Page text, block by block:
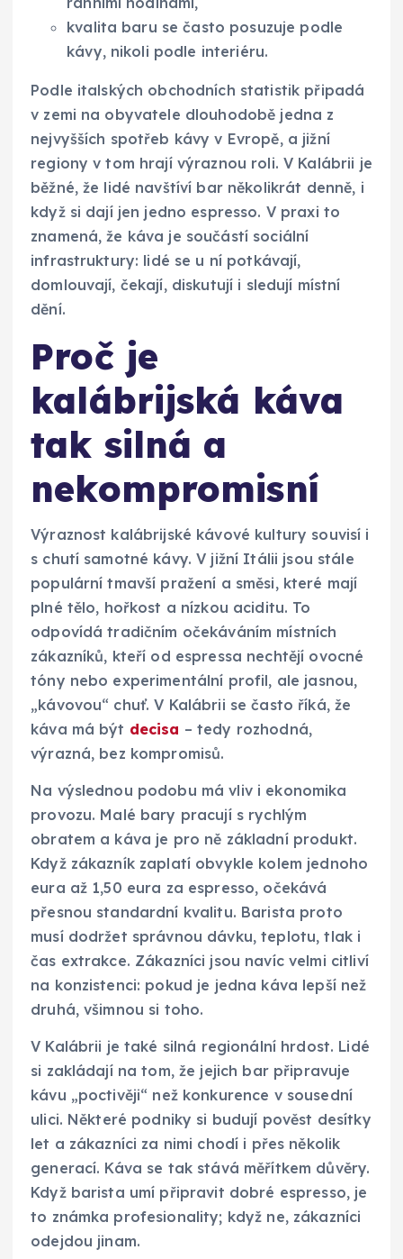
kvalita baru se často posuzuje podle
kávy, nikoli podle interiéru.
Podle italských obchodních statistik připadá
v zemi na obyvatele dlouhodobě jedna z
nejvyšších spotřeb kávy v Evropě, a jižní
regiony v tom hrají výraznou roli. V Kalábrii je
běžné, že lidé navštíví bar několikrát denně, i
když si dají jen jedno espresso. V praxi to
znamená, že káva je součástí sociální
infrastruktury: lidé se u ní potkávají,
domlouvají, čekají, diskutují i sledují místní
dění.
Proč je
kalábrijská káva
tak silná a
nekompromisní
Výraznost kalábrijské kávové kultury souvisí i
s chutí samotné kávy. V jižní Itálii jsou stále
populární tmavší pražení a směsi, které mají
plné tělo, hořkost a nízkou aciditu. To
odpovídá tradičním očekáváním místních
zákazníků, kteří od espressa nechtějí ovocné
tóny nebo experimentální profil, ale jasnou,
„kávovou“ chuť. V Kalábrii se často říká, že
káva má být decisa – tedy rozhodná,
výrazná, bez kompromisů.
Na výslednou podobu má vliv i ekonomika
provozu. Malé bary pracují s rychlým
obratem a káva je pro ně základní produkt.
Když zákazník zaplatí obvykle kolem jednoho
eura až 1,50 eura za espresso, očekává
přesnou standardní kvalitu. Barista proto
musí dodržet správnou dávku, teplotu, tlak i
čas extrakce. Zákazníci jsou navíc velmi citliví
na konzistenci: pokud je jedna káva lepší než
druhá, všimnou si toho.
V Kalábrii je také silná regionální hrdost. Lidé
si zakládají na tom, že jejich bar připravuje
kávu „poctivěji“ než konkurence v sousední
ulici. Některé podniky si budují pověst desítky
let a zákazníci za nimi chodí i přes několik
generací. Káva se tak stává měřítkem důvěry.
Když barista umí připravit dobré espresso, je
to známka profesionality; když ne, zákazníci
odejdou jinam.